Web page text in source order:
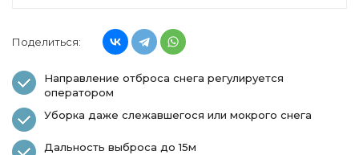
Поделиться:
Направление отброса снега регулируется
оператором
Уборка даже слежавшегося или мокрого снега
Дальность выброса до 15м